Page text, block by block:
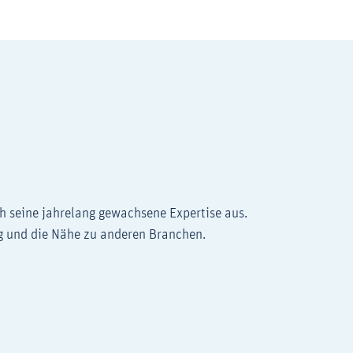
jahrelang gewachsene Expertise aus.
die Nähe zu anderen Branchen.